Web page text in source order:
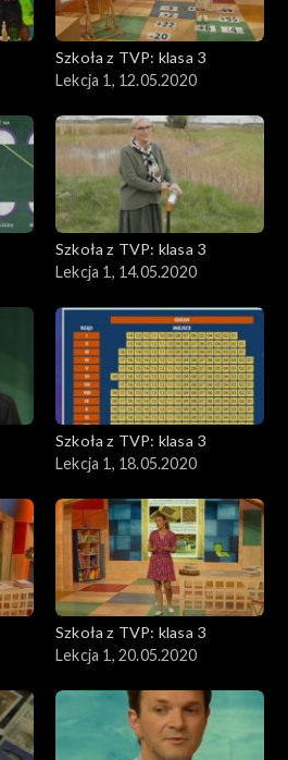
Szkoła z TVP: klasa 3
Lekcja 1, 12.05.2020
Szkoła z TVP: klasa 3
Lekcja 1, 14.05.2020
Szkoła z TVP: klasa 3
Lekcja 1, 18.05.2020
Szkoła z TVP: klasa 3
Lekcja 1, 20.05.2020